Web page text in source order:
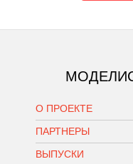
О ПРОЕКТЕ
ПАРТНЕРЫ
ВЫПУСКИ